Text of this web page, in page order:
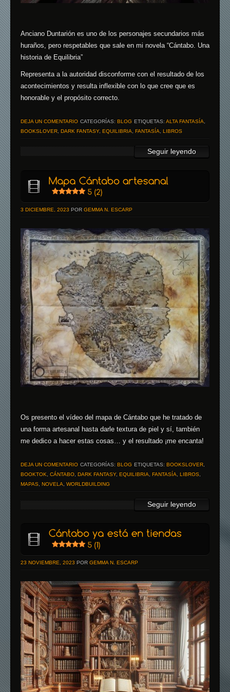
Anciano Duntarión es uno de los personajes secundarios más
huraños, pero respetables que sale en mi novela “Cántabo. Una
historia de Equilibria”
Representa a la autoridad disconforme con el resultado de los
acontecimientos y resulta inflexible con lo que cree que es
honorable y el propósito correcto.
Seguir leyendo
DEJA UN COMENTARIO CATEGORÍAS: BLOG ETIQUETAS: ALTA FANTASÍA,
BOOKSLOVER, DARK FANTASY, EQUILIBRIA, FANTASÍA, LIBROS
3 DICIEMBRE, 2023 POR GEMMA N. ESCARP
Os presento el vídeo del mapa de Cántabo que he tratado de
una forma artesanal hasta darle textura de piel y sí, también
me dedico a hacer estas cosas… y el resultado ¡me encanta!
Seguir leyendo
DEJA UN COMENTARIO CATEGORÍAS: BLOG ETIQUETAS: BOOKSLOVER
BOOKTOK
CÁNTABO DARK FANTASY, EQUILIBRIA FANTASÍA LIBROS
MAPAS NOVELA WORLDBUILDING
23 NOVIEMBRE, 2023 POR GEMMA N. ESCARP